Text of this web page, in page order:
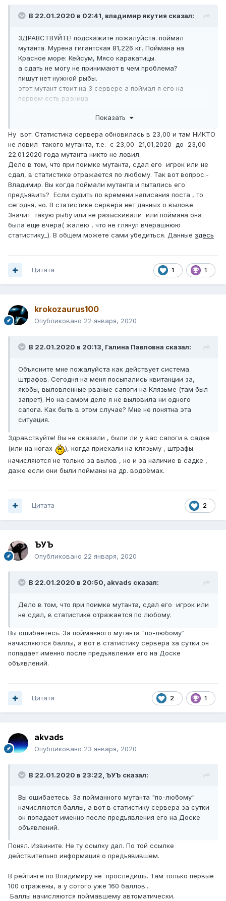
В 22.01.2020 в 02:41, владимир якутия сказал:
ЗДРАВСТВУЙТЕ! подскажите пожалуйста. поймал
мутанта. Мурена гигантская 81,226 кг. Поймана на
Красное море: Кейсум, Мясо каракатицы.
а сдать не могу не принимают в чем проблема?
пишут нет нужной рыбы.
этот мутант стоит на 3 сервере а поймал я его на
первом есть разница
Показать
Ну вот. Статистика сервера обновилась в 23,00 и там НИКТО
не ловил такого мутанта, т.е. с 23,00 21,01,2020 до 23,00
22.01.2020 года мутанта никто не ловил.
Дело в том, что при поимке мутанта, сдал его игрок или не
сдал, в статистике отражается по любому. Так вот вопрос:-
Владимир. Вы когда поймали мутанта и пытались его
предъявить? Если судить по времени написания поста , то
сегодня, но. В статистике сервера нет данных о вылове.
Значит такую рыбу или не разыскивали или поймана она
была еще вчера( жалею , что не глянул вчерашнюю
статистику_). В общем можете сами убедиться. Данные здесь
1 1
Цитата
krokozaurus100
Опубликовано 22 января, 2020
В 22.01.2020 в 20:13, Галина Павловна сказал:
Объясните мне пожалуйста как действует система
штрафов. Сегодня на меня посыпались квитанции за,
якобы, выловленные рваные сапоги на Клязьме (там был
запрет). Но на самом деле я не выловила ни одного
сапога. Как быть в этом случае? Мне не понятна эта
ситуация.
Здравствуйте! Вы не сказали , были ли у вас сапоги в садке
(или на ногах
), когда приехали на клязьму , штрафы
начисляются не только за вылов , но и за наличие в садке ,
даже если они были пойманы на др. водоёмах.
2
Цитата
ЪУЪ
Опубликовано 22 января, 2020
В 22.01.2020 в 20:50, akvads сказал:
Дело в том, что при поимке мутанта, сдал его игрок или
не сдал, в статистике отражается по любому.
Вы ошибаетесь. За пойманного мутанта "по-любому"
начисляются баллы, а вот в статистику сервера за сутки он
попадает именно после предъявления его на Доске
объявлений.
2 1
Цитата
akvads
Опубликовано 23 января, 2020
В 22.01.2020 в 23:22, ЪУЪ сказал:
Вы ошибаетесь. За пойманного мутанта "по-любому"
начисляются баллы, а вот в статистику сервера за сутки
он попадает именно после предъявления его на Доске
объявлений.
Понял. Извините. Не ту ссылку дал. По той ссылке
действительно информация о предъявившем.
В рейтинге по Владимиру не проследишь. Там только первые
100 отражены, а у сотого уже 160 баллов...
Баллы начисляются поймавшему автоматически.